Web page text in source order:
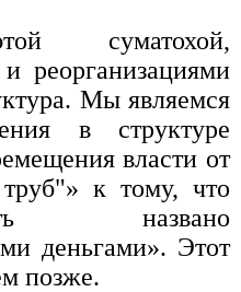
суматохой,
реорганизациями
Мы являемся
в структуре
власти от
к тому, что
названо
деньгами». Этот
позже.